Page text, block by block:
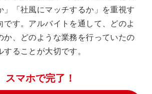
」「社風にマッチするか」を重視す
です。アルバイトを通して、どのよ
か、どのような業務を行っていたの
ることが大切です。
スマホで完了！